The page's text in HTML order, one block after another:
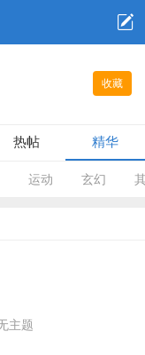
收藏
热帖 精华
运动 玄幻
主题